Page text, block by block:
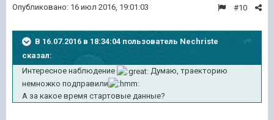
#10
Опубликовано: 16 июл 2016, 19:01:03
В 16.07.2016 в 18:34:04 пользователь Nechriste
сказал:
Интересное наблюдение
Думаю, траекторию
немножко подправили
А за какое время стартовые данные?